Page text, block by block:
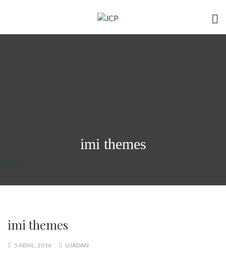
imi themes
imi themes
5 ABRIL, 2016 UJADAN